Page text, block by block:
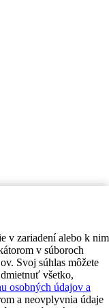
v zariadení alebo k nim
v súboroch
Svoj súhlas môžete
všetko,
osobných údajov a
a neovplyvnia údaje